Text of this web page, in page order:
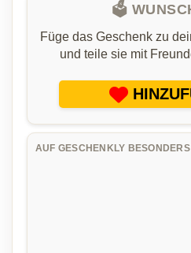
🗳️
Füge das Geschenk zu
und teile sie mit
AUF GESCHENKLY